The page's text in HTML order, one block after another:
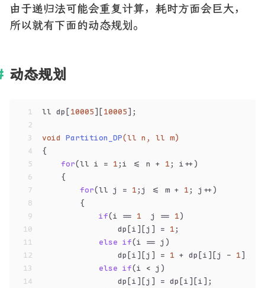
由于递归法可能会重复计算，耗时方面会巨大，
所以就有下面的动态规划。
动态规划
1
2
3
4
5
6
7
8
9
10
11
12
13
14
ll dp[10005][10005];
void Partition_DP(ll n, ll m)
{
for(ll i = 1;i <= n + 1; i++)
    {
for(ll j = 1;j <= m + 1; j++)
        {
if(i == 1
  j ==
1)
                dp[i][j] =
1;
else if(i == j)
                dp[i][j] =
1 + dp[i][j - 1];
else if(i < j)
                dp[i][j] = dp[i][i];